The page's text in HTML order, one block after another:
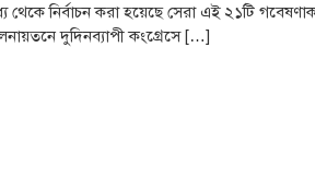
থেকে নির্বাচন করা হয়েছে সেরা এই ২১টি
দুদিনব্যাপী কংগ্রেসে […]